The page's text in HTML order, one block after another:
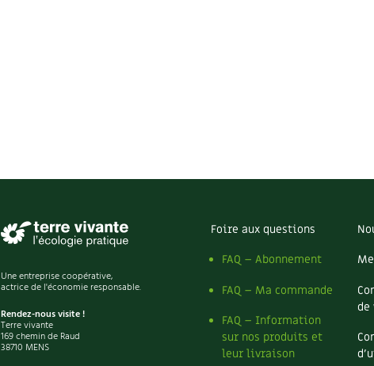
Une entreprise coopérative,
actrice de l'économie responsable.
Rendez-nous visite !
Terre vivante
169 chemin de Raud
38710 MENS
Foire aux questions
FAQ – Abonnement
FAQ – Ma commande
FAQ – Information
sur nos produits et
leur livraison
de